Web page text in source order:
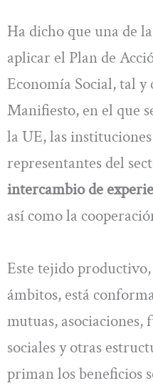
Ha dicho que una de
aplicar el Plan de
Economía Social, tal
Manifiesto, en el que
la UE, las
representantes del
intercambio de
así como la
Este tejido
ámbitos, está
mutuas, asociaciones,
sociales y otras
priman los beneficios